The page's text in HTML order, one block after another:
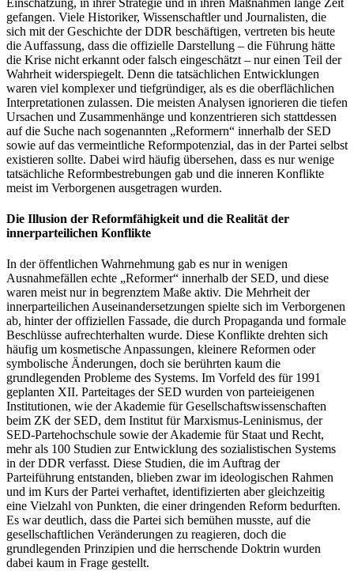
gefangen. Viele Historiker, Wissenschaftler und Journalisten, die
sich mit der Geschichte der DDR beschäftigen, vertreten bis heute
die Auffassung, dass die offizielle Darstellung – die Führung hätte
die Krise nicht erkannt oder falsch eingeschätzt – nur einen Teil der
Wahrheit widerspiegelt. Denn die tatsächlichen Entwicklungen
waren viel komplexer und tiefgründiger, als es die oberflächlichen
Interpretationen zulassen. Die meisten Analysen ignorieren die tiefen
Ursachen und Zusammenhänge und konzentrieren sich stattdessen
auf die Suche nach sogenannten „Reformern“ innerhalb der SED
sowie auf das vermeintliche Reformpotenzial, das in der Partei selbst
existieren sollte. Dabei wird häufig übersehen, dass es nur wenige
tatsächliche Reformbestrebungen gab und die inneren Konflikte
meist im Verborgenen ausgetragen wurden.
Die Illusion der Reformfähigkeit und die Realität der
innerparteilichen Konflikte
In der öffentlichen Wahrnehmung gab es nur in wenigen
Ausnahmefällen echte „Reformer“ innerhalb der SED, und diese
waren meist nur in begrenztem Maße aktiv. Die Mehrheit der
innerparteilichen Auseinandersetzungen spielte sich im Verborgenen
ab, hinter der offiziellen Fassade, die durch Propaganda und formale
Beschlüsse aufrechterhalten wurde. Diese Konflikte drehten sich
häufig um kosmetische Anpassungen, kleinere Reformen oder
symbolische Änderungen, doch sie berührten kaum die
grundlegenden Probleme des Systems. Im Vorfeld des für 1991
geplanten XII. Parteitages der SED wurden von parteieigenen
Institutionen, wie der Akademie für Gesellschaftswissenschaften
beim ZK der SED, dem Institut für Marxismus-Leninismus, der
SED-Partehochschule sowie der Akademie für Staat und Recht,
mehr als 100 Studien zur Entwicklung des sozialistischen Systems
in der DDR verfasst. Diese Studien, die im Auftrag der
Parteiführung entstanden, blieben zwar im ideologischen Rahmen
und im Kurs der Partei verhaftet, identifizierten aber gleichzeitig
eine Vielzahl von Punkten, die einer dringenden Reform bedurften.
Es war deutlich, dass die Partei sich bemühen musste, auf die
gesellschaftlichen Veränderungen zu reagieren, doch die
grundlegenden Prinzipien und die herrschende Doktrin wurden
dabei kaum in Frage gestellt.